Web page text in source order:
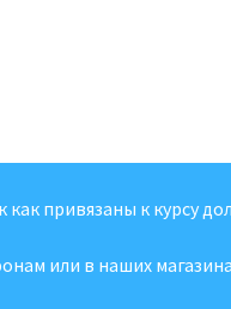
привязаны к курсу
или в наших